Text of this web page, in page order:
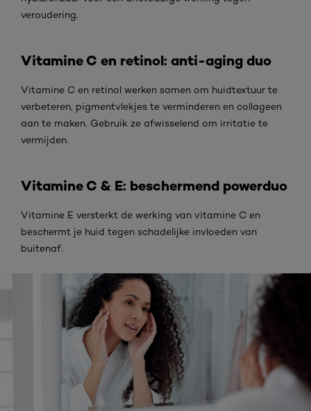
veroudering.
Vitamine C en retinol: anti-aging duo
Vitamine C en retinol werken samen om huidtextuur te
verbeteren, pigmentvlekjes te verminderen en collageen
aan te maken. Gebruik ze afwisselend om irritatie te
vermijden.
Vitamine C & E: beschermend powerduo
Vitamine E versterkt de werking van vitamine C en
beschermt je huid tegen schadelijke invloeden van
buitenaf.